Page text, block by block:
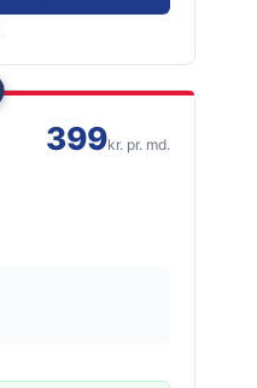
399kr. pr. md.